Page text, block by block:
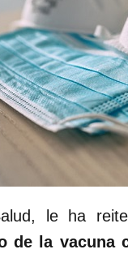
le ha
de la vacuna